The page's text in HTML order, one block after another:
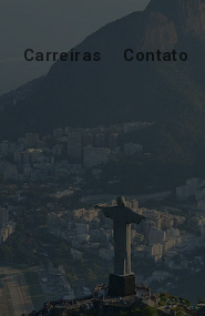
Carreiras Contato